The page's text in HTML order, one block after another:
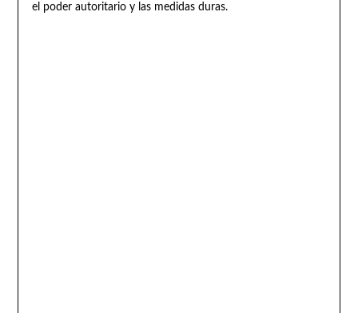
el poder autoritario y las medidas duras.